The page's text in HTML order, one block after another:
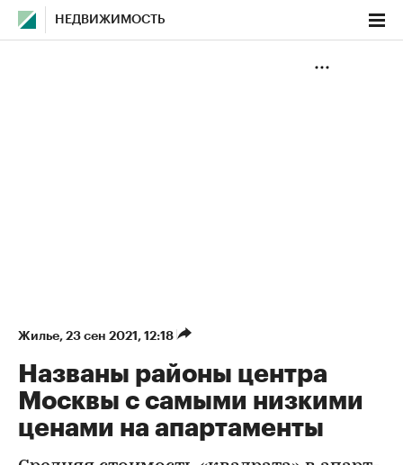
НЕДВИЖИМОСТЬ
Жилье⁠, 23 сен 2021, 12:18
Названы районы центра
Москвы с самыми низкими
ценами на апартаменты